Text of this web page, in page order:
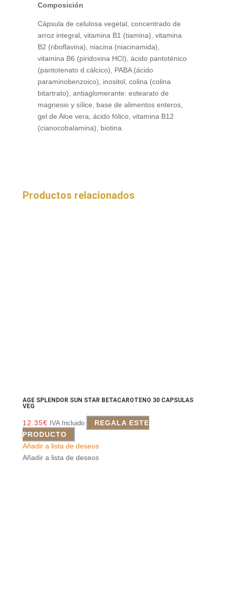
Composición
Cápsula de celulosa vegetal, concentrado de
arroz integral, vitamina B1 (tiamina), vitamina
B2 (riboflavina), niacina (niacinamida),
vitamina B6 (piridoxina HCI), ácido pantoténico
(pantotenato d.cálcico), PABA (ácido
paraminobenzoico), inositol, colina (colina
bitartrato), antiaglomerante: estearato de
magnesio y sílice, base de alimentos enteros,
gel de Aloe vera, ácido fólico, vitamina B12
(cianocobalamina), biotina.
Productos relacionados
AGE SPLENDOR SUN STAR BETACAROTENO 30 CAPSULAS
VEG
12.35€ IVA Incluido
REGALA ESTE
PRODUCTO
Añadir a lista de deseos
Añadir a lista de deseos